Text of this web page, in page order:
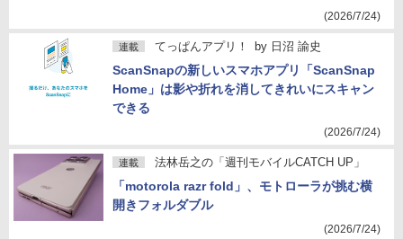
(2026/7/24)
連載 てっぱんアプリ！ by 日沼 諭史
ScanSnapの新しいスマホアプリ「ScanSnap
Home」は影や折れを消してきれいにスキャン
できる
(2026/7/24)
連載 法林岳之の「週刊モバイルCATCH UP」
「motorola razr fold」、モトローラが挑む横
開きフォルダブル
(2026/7/24)